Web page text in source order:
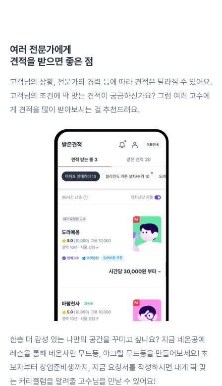
여러 전문가에게
견적을 받으면 좋은 점
고객님의 상황, 전문가의 경력 등에 따라 견적은 달라질 수 있어요.
고객님의 조건에 딱 맞는 견적이 궁금하신가요? 그럼 여러 고수에
게 견적을 많이 받아보시는 걸 추천드려요.
한층 더 감성 있는 나만의 공간을 꾸미고 싶나요? 지금 네온공예
레슨을 통해 네온사인 무드등, 아크릴 무드등을 만들어보세요! 초
보자부터 창업준비생까지, 지금 요청서를 작성하시면 내게 딱 맞
는 커리큘럼을 알려줄 고수님을 만날 수 있어요!